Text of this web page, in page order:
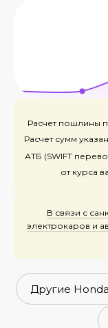
Расчет пошлины
Расчет сумм
АТБ (SWIFT
от курса
В связи с
электрокаров и
Другие